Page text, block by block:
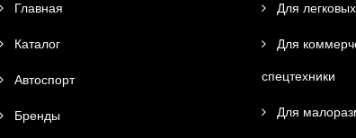
Главная
Каталог
Автоспорт
Бренды
Для
Для
спецтехники
Для